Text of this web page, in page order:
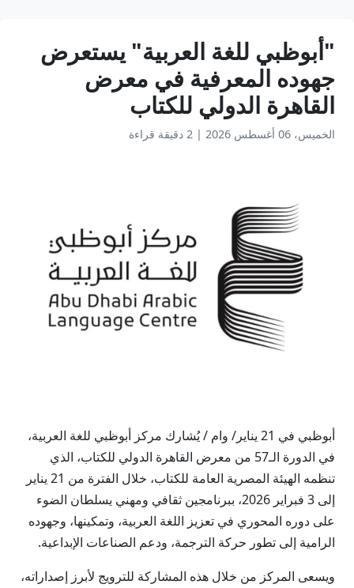
"أبوظبي للغة العربية" يستعرض
جهوده المعرفية في معرض
القاهرة الدولي للكتاب
الخميس، 06 أغسطس 2026 | 2 دقيقة قراءة
أبوظبي في 21 يناير/ وام / يُشارك مركز أبوظبي للغة العربية،
في الدورة الـ57 من معرض القاهرة الدولي للكتاب، الذي
تنظمه الهيئة المصرية العامة للكتاب، خلال الفترة من 21 يناير
إلى 3 فبراير 2026، ببرنامجين ثقافي ومهني يسلطان الضوء
على دوره المحوري في تعزيز اللغة العربية، وتمكينها، وجهوده
الرامية إلى تطور حركة الترجمة، ودعم الصناعات الإبداعية.
ويسعى المركز من خلال هذه المشاركة للترويج لأبرز إصداراته،